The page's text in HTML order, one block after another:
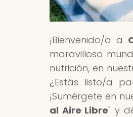
¡Bienvenido/a a
maravilloso
nutrición, en
¿Estás listo/a
¡Sumérgete en
al Aire Libre" y